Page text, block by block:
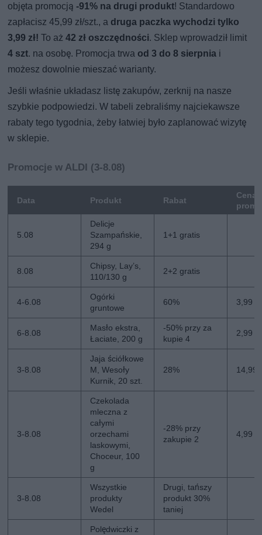
objęta promocją-91% na drugi produkt! Standardowo
zapłacisz 45,99 zł/szt., a druga paczka wychodzi tylko
3,99 zł! To aż42 zł oszczędności. Sklep wprowadził limit
4 szt. na osobę. Promocja trwa od 3 do 8 sierpnia i
możesz dowolnie mieszać warianty.
Jeśli właśnie układasz listę zakupów, zerknij na nasze
szybkie podpowiedzi. W tabeli zebraliśmy najciekawsze
rabaty tego tygodnia, żeby łatwiej było zaplanować wizytę
w sklepie.
Promocje w ALDI (3-8.08)
Data Produkt Rabat
Cena
5.08
Delicje
Szampańskie,
294 g
1+1 gratis
8.08
Chipsy, Lay’s,
110/130 g
2+2 gratis
4-6.08
Ogórki
gruntowe
60% 3,99
6-8.08
Masło ekstra,
Łaciate, 200 g
-50% przy za
kupie 4
2,99
3-8.08
Jaja ściółkowe
M, Wesoły
Kurnik, 20 szt.
28% 14,99
3-8.08
Czekolada
mleczna z
całymi
orzechami
laskowymi,
Choceur, 100
g
-28% przy
zakupie 2
4,99
3-8.08
Wszystkie
produkty
Wedel
Drugi, tańszy
produkt 30%
taniej
Polędwiczki z